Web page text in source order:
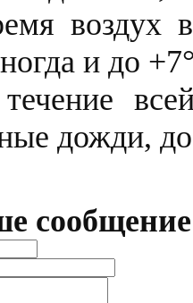
воздух
и до
дожди,